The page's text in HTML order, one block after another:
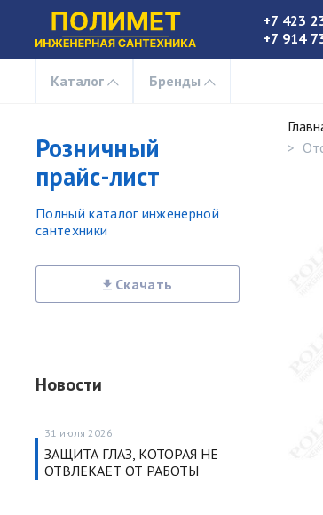
+7 423
+7 914
Каталог Бренды
Розничный
прайс-лист
Полный каталог инженерной
сантехники
Скачать
Новости
31 июля 2026
ЗАЩИТА ГЛАЗ, КОТОРАЯ НЕ
ОТВЛЕКАЕТ ОТ РАБОТЫ